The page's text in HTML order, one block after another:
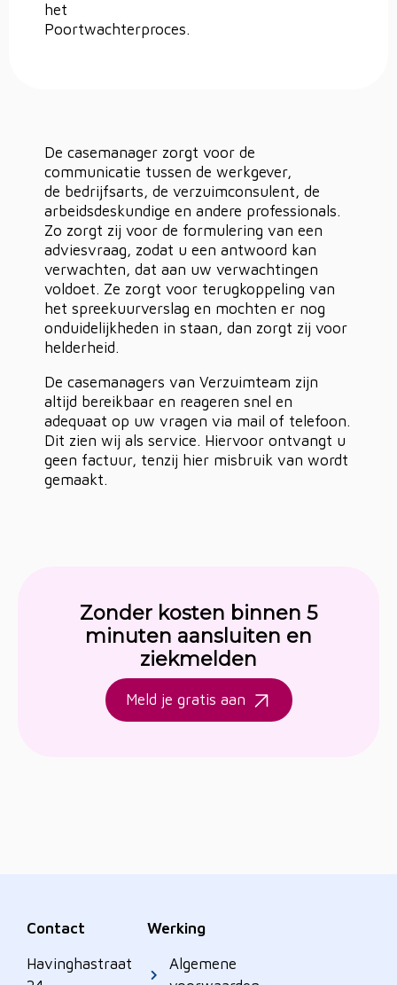
het
Poortwachterproces.
De casemanager zorgt voor de
communicatie tussen de werkgever,
de bedrijfsarts, de verzuimconsulent, de
arbeidsdeskundige en andere professionals.
Zo zorgt zij voor de formulering van een
adviesvraag, zodat u een antwoord kan
verwachten, dat aan uw verwachtingen
voldoet. Ze zorgt voor terugkoppeling van
het spreekuurverslag en mochten er nog
onduidelijkheden in staan, dan zorgt zij voor
helderheid.
De casemanagers van Verzuimteam zijn
altijd bereikbaar en reageren snel en
adequaat op uw vragen via mail of telefoon.
Dit zien wij als service. Hiervoor ontvangt u
geen factuur, tenzij hier misbruik van wordt
gemaakt.
Zonder kosten binnen 5
minuten aansluiten en
ziekmelden
Meld je gratis aan
Contact
Havinghastraat
Werking
Algemene